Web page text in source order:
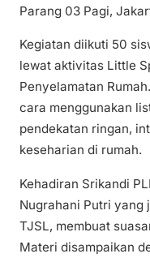
Parang 03 Pagi,
Kegiatan diikuti 50
lewat aktivitas Little
Penyelamatan
cara menggunakan
pendekatan ringan,
keseharian di rumah.
Kehadiran Srikandi
Nugrahani Putri yang
TJSL, membuat
Materi disampaikan